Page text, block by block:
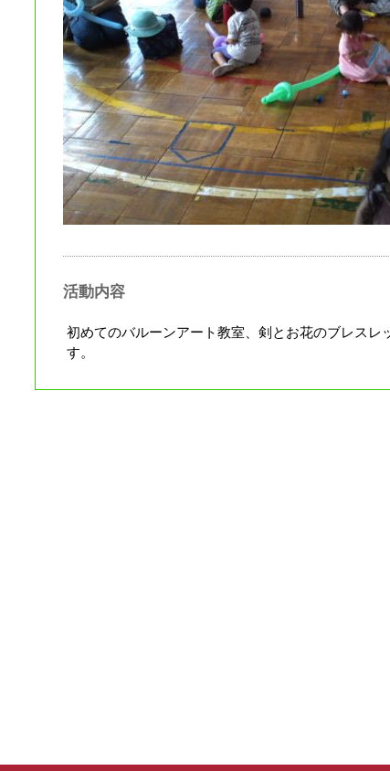
活動内容
初めてのバルーンアート教室、剣とお花のブレスレ
す。